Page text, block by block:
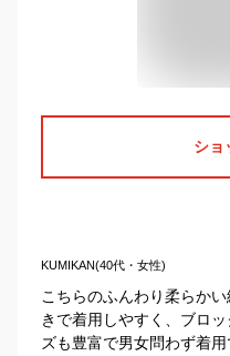
ショ
KUMIKAN(40代・女性)
こちらのふんわり柔らか
きで着用しやすく、ブロ
ズも豊富で男女問わず着